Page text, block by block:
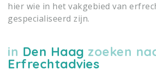
hier wie in het vakgebied van
gespecialiseerd zijn.
in Den Haag zoeken
Erfrechtadvies